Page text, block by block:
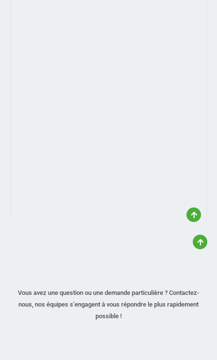
Vous avez une question ou une demande particulière ? Contactez-
nous, nos équipes s’engagent à vous répondre le plus rapidement
possible !